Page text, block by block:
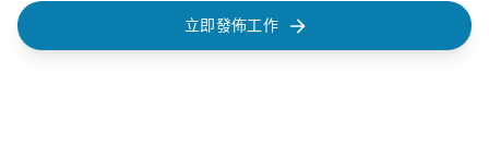
立即發佈工作